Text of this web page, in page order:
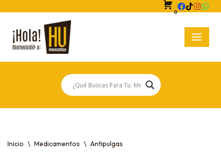
Saltar
al
contenido
0
Inicio \ Medicamentos \ Antipulgas